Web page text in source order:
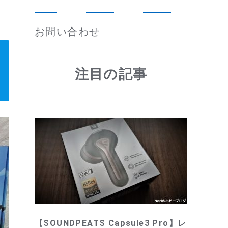
お問い合わせ
注目の記事
【SOUNDPEATS Capsule3 Pro】レ